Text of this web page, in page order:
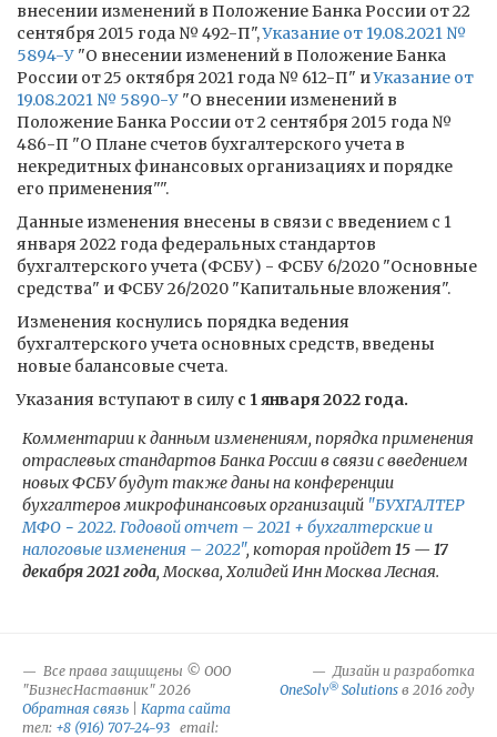
внесении изменений в Положение Банка России от 22
сентября 2015 года № 492-П",Указание от 19.08.2021 №
5894-У "О внесении изменений в Положение Банка
России от 25 октября 2021 года № 612-П" иУказание от
19.08.2021 № 5890-У "О внесении изменений в
Положение Банка России от 2 сентября 2015 года №
486-П "О Плане счетов бухгалтерского учета в
некредитных финансовых организациях и порядке
его применения"".
Данные изменения внесены в связи с введением с 1
января 2022 года федеральных стандартов
бухгалтерского учета (ФСБУ) - ФСБУ 6/2020 "Основные
средства" и ФСБУ 26/2020 "Капитальные вложения".
Изменения коснулись порядка ведения
бухгалтерского учета основных средств, введены
новые балансовые счета.
Указания вступают в силу с 1 января 2022 года.
Комментарии к данным изменениям, порядка применения
отраслевых стандартов Банка России в связи с введением
новых ФСБУ будут также даны на конференции
бухгалтеров микрофинансовых организаций "БУХГАЛТЕР
МФО − 2022. Годовой отчет – 2021 + бухгалтерские и
налоговые изменения – 2022", которая пройдет 15 — 17
декабря 2021 года, Москва, Холидей Инн Москва Лесная.
Все права защищены © ООО
"БизнесНаставник" 2026
Обратная связь
Карта сайта
тел: +8 (916) 707-24-93 email:
Дизайн и разработка
OneSolv® Solutions в 2016 году